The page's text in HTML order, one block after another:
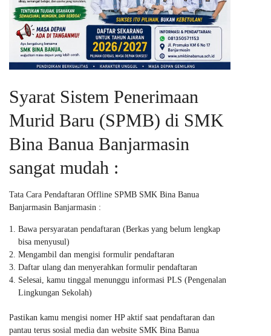
Syarat Sistem Penerimaan
Murid Baru (SPMB) di SMK
Bina Banua Banjarmasin
sangat mudah :
Tata Cara Pendaftaran Offline SPMB SMK Bina Banua
Banjarmasin Banjarmasin :
Bawa persyaratan pendaftaran (Berkas yang belum lengkap
bisa menyusul)
Mengambil dan mengisi formulir pendaftaran
Daftar ulang dan menyerahkan formulir pendaftaran
Selesai, kamu tinggal menunggu informasi PLS (Pengenalan
Lingkungan Sekolah)
Pastikan kamu mengisi nomer HP aktif saat pendaftaran dan
pantau terus sosial media dan website SMK Bina Banua